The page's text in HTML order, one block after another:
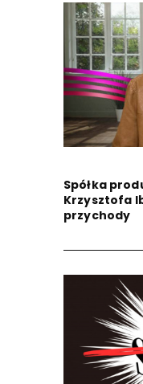
Spółka
Krzysztofa
przychody